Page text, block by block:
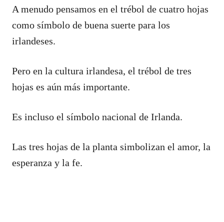
A menudo pensamos en el trébol de cuatro hojas
como símbolo de buena suerte para los
irlandeses.
Pero en la cultura irlandesa, el trébol de tres
hojas es aún más importante.
Es incluso el símbolo nacional de Irlanda.
Las tres hojas de la planta simbolizan el amor, la
esperanza y la fe.